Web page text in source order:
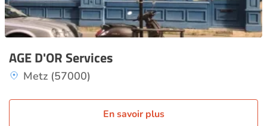
AGE D'OR Services
Metz (57000)
En savoir plus